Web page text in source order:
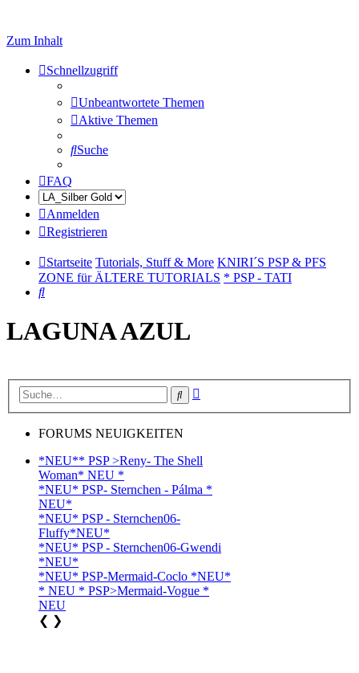
Zum Inhalt
Schnellzugriff
Unbeantwortete Themen
Aktive Themen
Suche
FAQ
Anmelden
Registrieren
Startseite Tutorials, Stuff & More KNIRI´S PSP & PFS
ZONE für ÄLTERE TUTORIALS * PSP - TATI
Suche
LAGUNA AZUL
Suche
FORUMS NEUIGKEITEN
*NEU** PSP >Reny- The Shell
Woman* NEU *
*NEU* PSP- Sternchen - Pálma *
NEU*
*NEU* PSP - Sternchen06-
Fluffy*NEU*
*NEU* PSP - Sternchen06-Gwendi
*NEU*
*NEU* PSP-Mermaid-Coclo *NEU*
* NEU * PSP>Mermaid-Vogue *
NEU
❮ ❯